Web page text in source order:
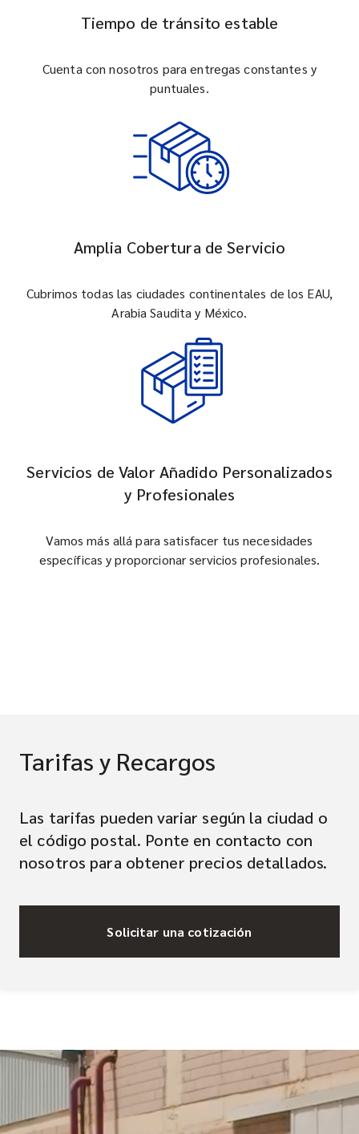
Tiempo de tránsito estable
Cuenta con nosotros para entregas constantes y
puntuales.
Amplia Cobertura de Servicio
Cubrimos todas las ciudades continentales de los EAU,
Arabia Saudita y México.
Servicios de Valor Añadido Personalizados
y Profesionales
Vamos más allá para satisfacer tus necesidades
específicas y proporcionar servicios profesionales.
Tarifas y Recargos
Las tarifas pueden variar según la ciudad o
el código postal. Ponte en contacto con
nosotros para obtener precios detallados.
Solicitar una cotización